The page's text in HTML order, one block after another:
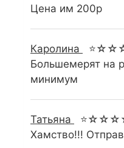
Цена им 200р
Каролина
Большемерят на
минимум
Татьяна
Хамство!!!